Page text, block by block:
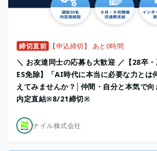
締切直前 【申込締切】 あと0時間
＼ お友達同士の応募も大歓迎 ／【28卒・
ES免除】「AI時代に本当に必要な力とは
えてみませんか？│仲間・自分と本気で向
内定直結※8/21締切※
ナイル株式会社